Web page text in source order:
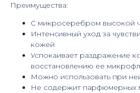
Преимущества:
С микросеребром высокой
Интенсивный уход за
кожей
Успокаивает раздражение
восстановлению ее
Можно использовать при
Не содержит парфюмерных